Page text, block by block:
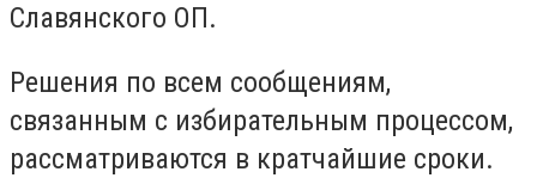
Славянского ОП.
Решения по всем сообщениям,
связанным с избирательным процессом,
рассматриваются в кратчайшие сроки.